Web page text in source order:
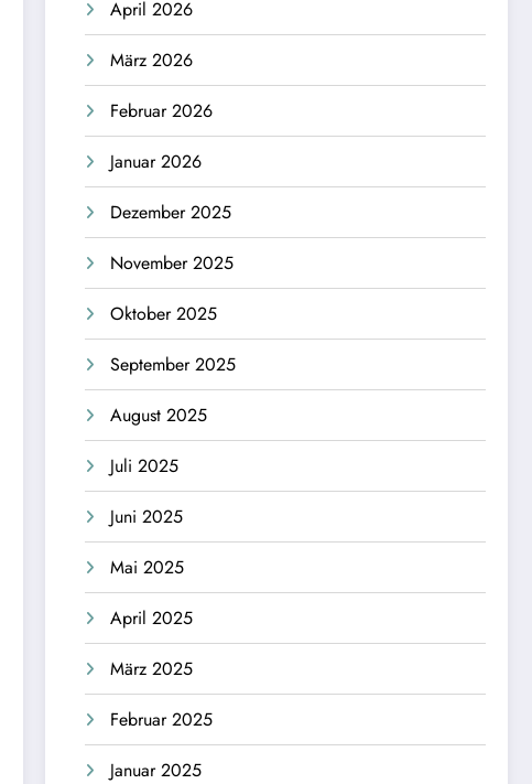
April 2026
März 2026
Februar 2026
Januar 2026
Dezember 2025
November 2025
Oktober 2025
September 2025
August 2025
Juli 2025
Juni 2025
Mai 2025
April 2025
März 2025
Februar 2025
Januar 2025